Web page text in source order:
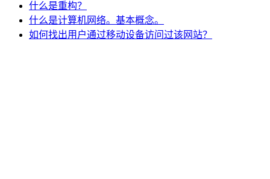
什么是重构？
什么是计算机网络。基本概念。
如何找出用户通过移动设备访问过该网站？